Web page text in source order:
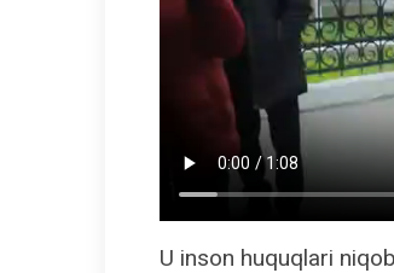
U inson huquqlari